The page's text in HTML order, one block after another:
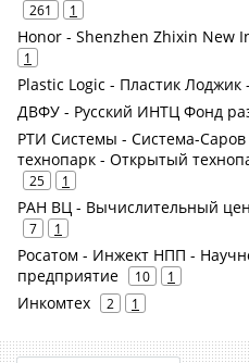
261 1
Honor - Shenzhen Zhixin New
1
Plastic Logic - Пластик Лоджик
ДВФУ - Русский ИНТЦ Фонд
РТИ Системы - Система-
технопарк - Открытый
25 1
РАН ВЦ - Вычислительный
7 1
Росатом - Инжект НПП -
предприятие
10 1
Инкомтех 2 1